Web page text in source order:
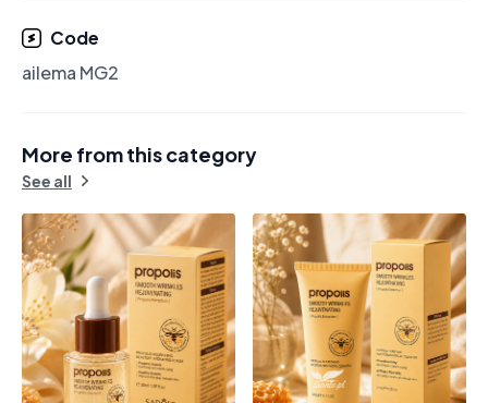
Code
ailema MG2
More from this category
See all